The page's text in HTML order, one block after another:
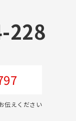
228
伝えください